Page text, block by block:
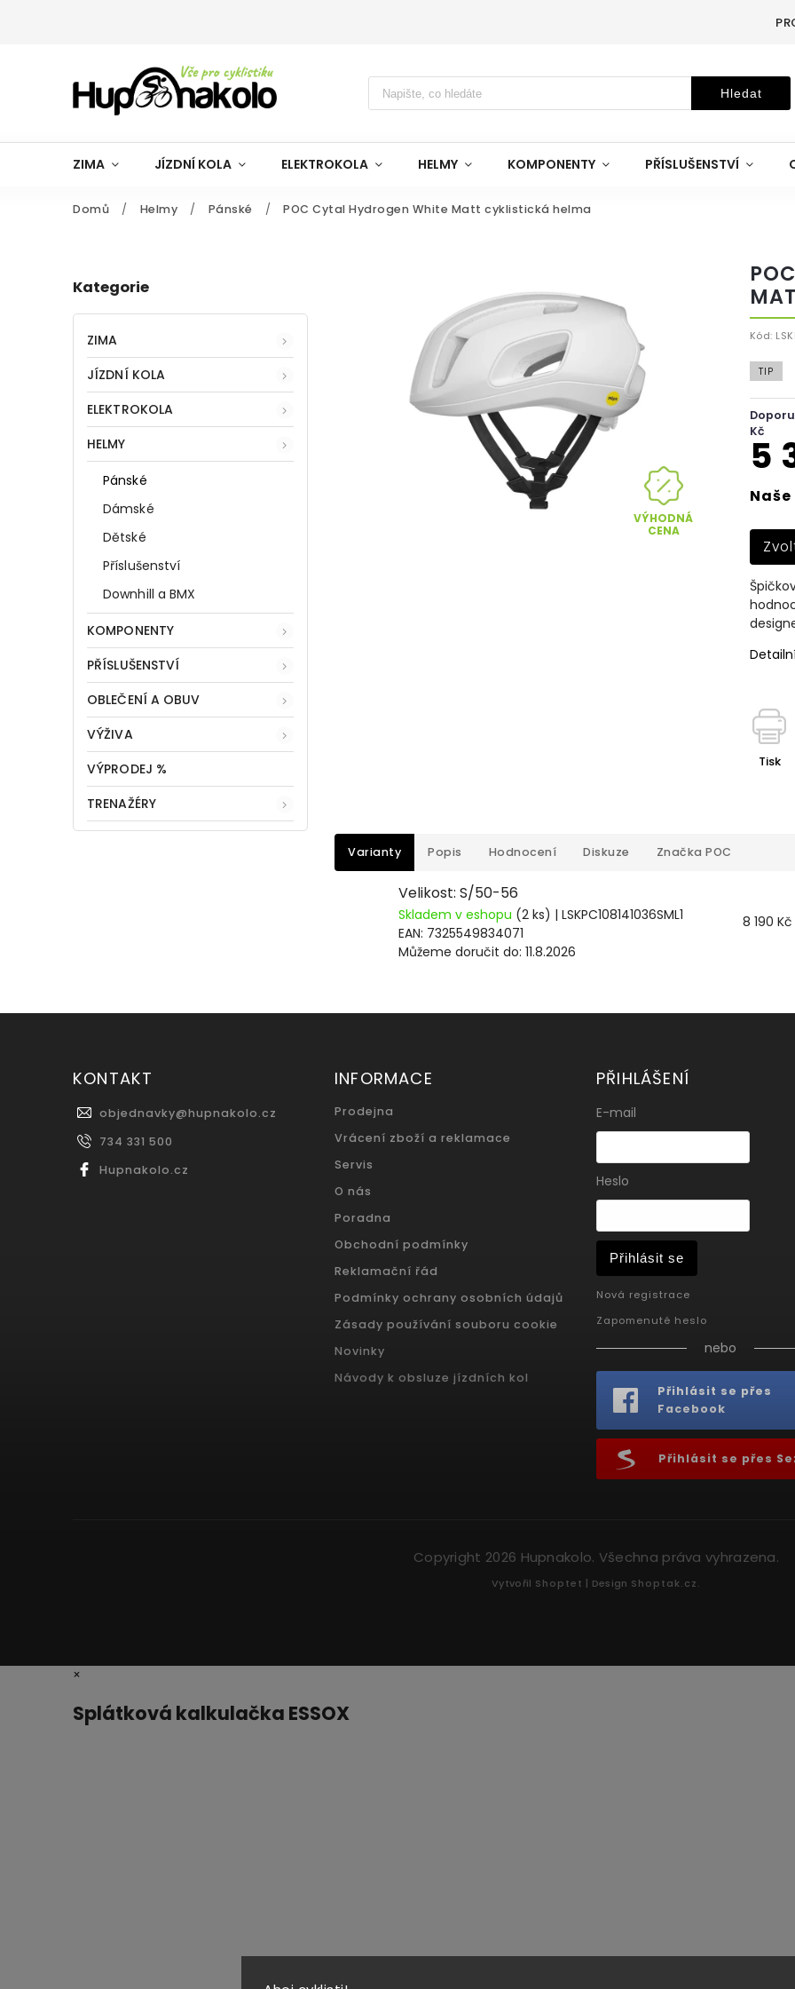
Hledat
ZIMA JÍZDNÍ KOLA ELEKTROKOLA HELMY KOMPONENTY PŘÍSLUŠENSTVÍ
Domů / Helmy / Pánské / POC Cytal Hydrogen White Matt cyklistická helma
Kategorie
ZIMA
JÍZDNÍ KOLA
ELEKTROKOLA
HELMY
Pánské
Dámské
Dětské
Příslušenství
Downhill a BMX
KOMPONENTY
PŘÍSLUŠENSTVÍ
OBLEČENÍ A OBUV
VÝŽIVA
VÝPRODEJ %
TRENAŽÉRY
VÝHODNÁ
CENA
Kód:
TIP
Kč
5
Naše
Tisk
Varianty Popis Hodnocení Diskuze Značka POC
Velikost: S/50-56
Skladem v eshopu (2 ks) | LSKPC108141036SML1
EAN: 7325549834071
Můžeme doručit do: 11.8.2026
8 190 Kč
KONTAKT
objednavky@hupnakolo.cz
734 331 500
Hupnakolo.cz
INFORMACE
Prodejna
Vrácení zboží a reklamace
Servis
O nás
Poradna
Obchodní podmínky
Reklamační řád
Podmínky ochrany osobních údajů
Zásady používání souboru cookie
Novinky
Návody k obsluze jízdních kol
PŘIHLÁŠENÍ
E-mail
Heslo
Přihlásit se
Nová registrace
Zapomenuté heslo
nebo
Přihlásit se přes
Facebook
Přihlásit se přes
Copyright 2026 Hupnakolo. Všechna práva vyhrazena.
Vytvořil Shoptet | Design Shoptak.cz.
×
Splátková kalkulačka ESSOX